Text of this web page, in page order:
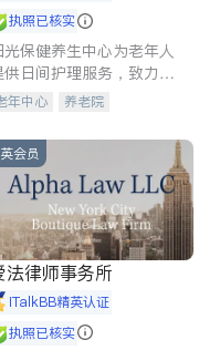
执照已核实
光保健养生中心为老年人
供日间护理服务，致力于
过持续的护理创新来有效
年中心 养老院
会员
法律师事务所
iTalkBB精英认证
执照已核实